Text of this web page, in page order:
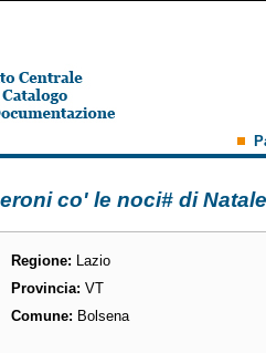
co' le noci# di Natale
Regione: Lazio
Provincia: VT
Comune: Bolsena